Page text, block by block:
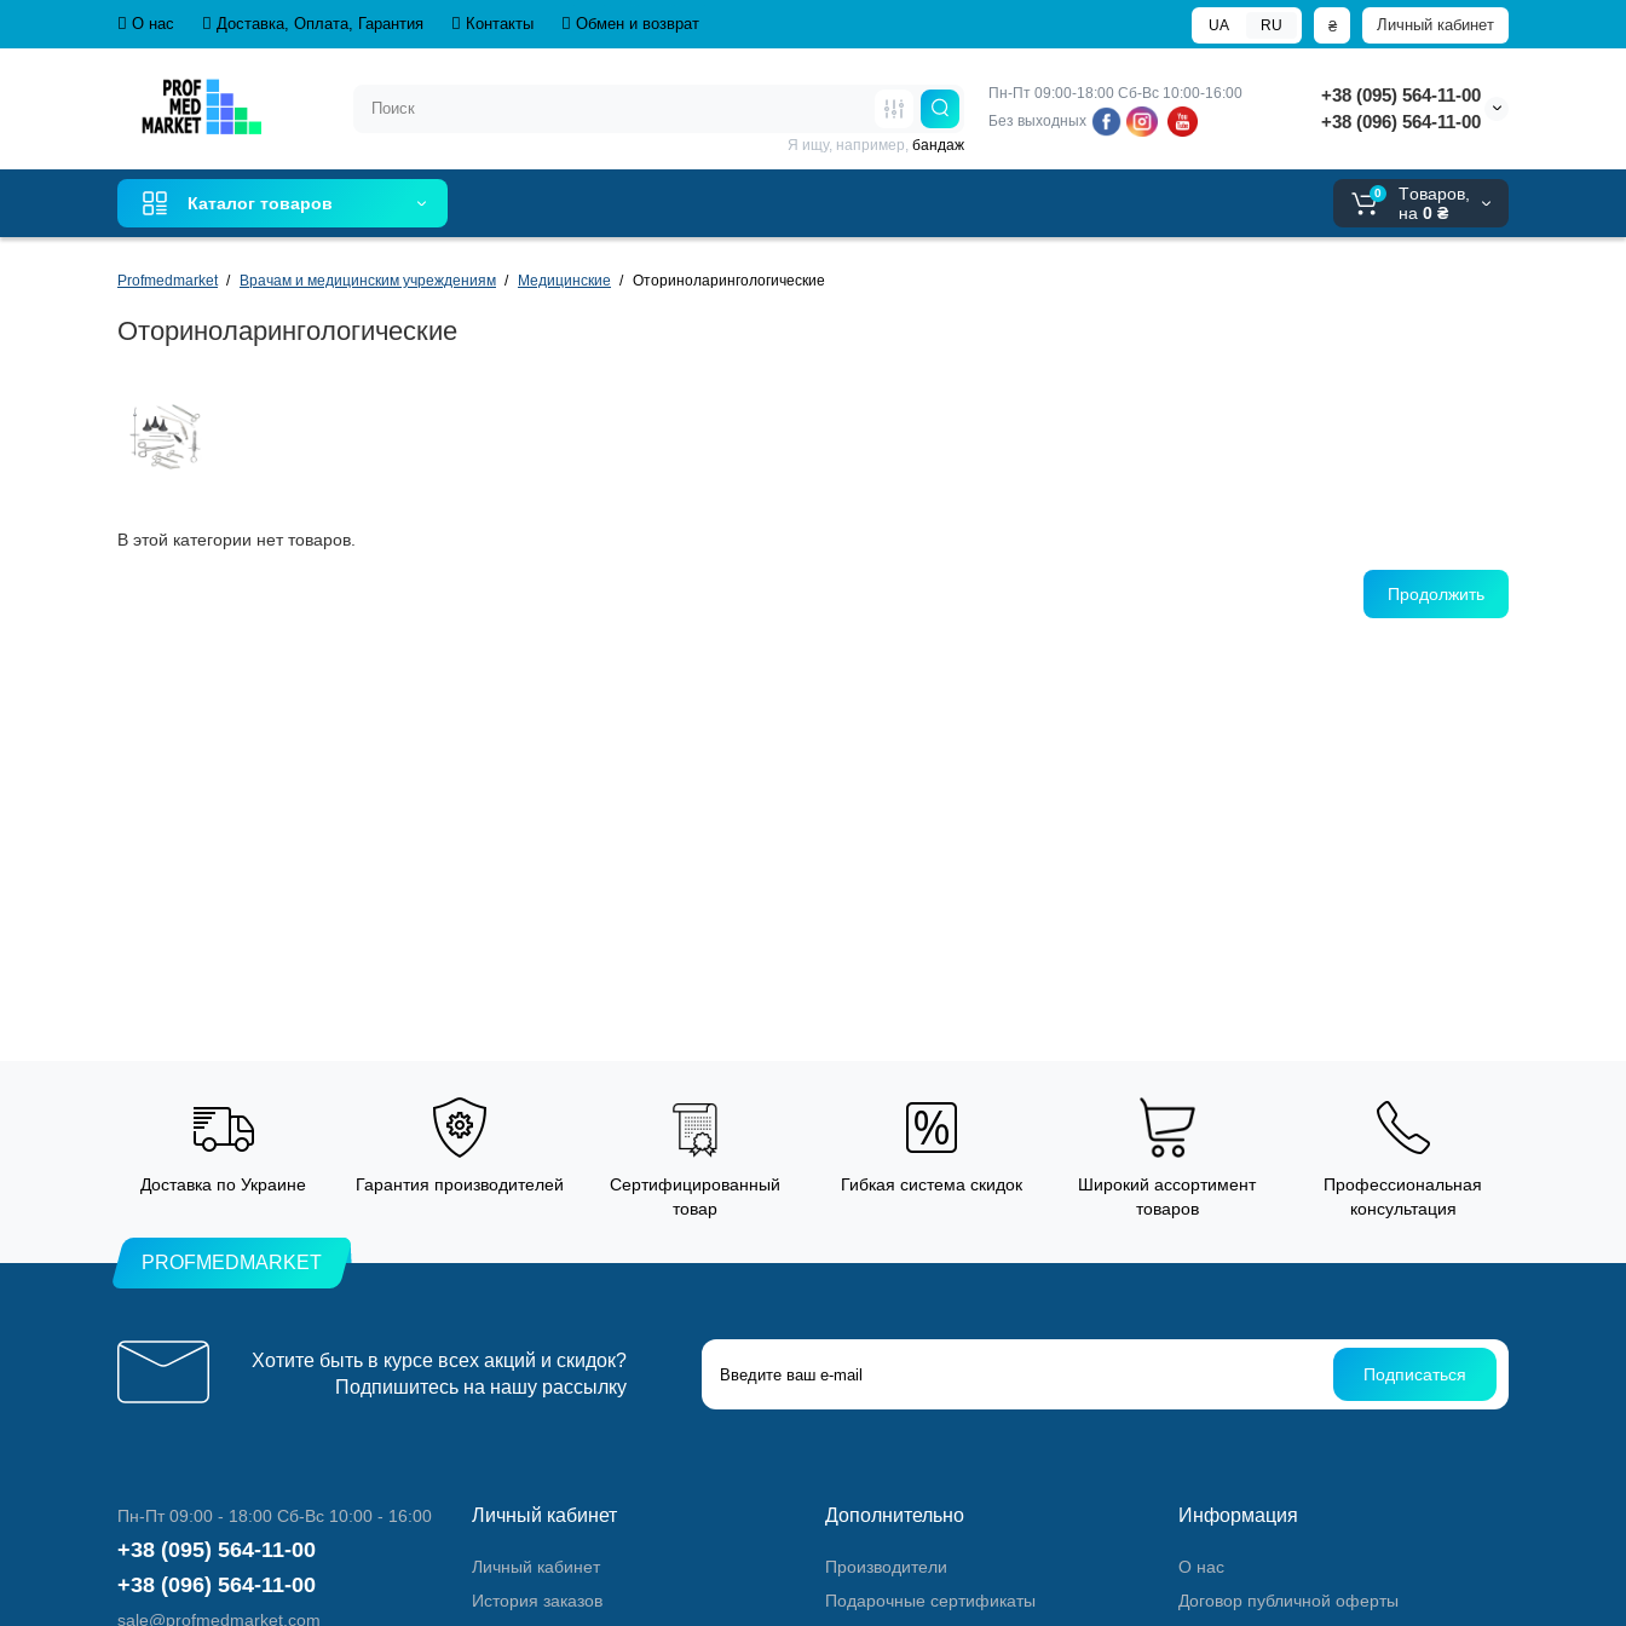
О нас Доставка, Оплата, Гарантия Контакты Обмен и возврат Личный кабинет
₴
UA RU
Пн-Пт 09:00-18:00 Сб-Вс 10:00-16:00
Без выходных
+38 (095) 564-11-00
+38 (096) 564-11-00
Я ищу, например, бандаж
Каталог товаров
0
Tоваров,
на 0 ₴
Profmedmarket Врачам и медицинским учреждениям Медицинские Оториноларингологические
Оториноларингологические
В этой категории нет товаров.
Продолжить
Доставка по Украине Гарантия производителей
Сертифицированный
товар
Гибкая система скидок
Широкий ассортимент
товаров
Профессиональная
консультация
PROFMEDMARKET
Хотите быть в курсе всех акций и скидок?
Подпишитесь на нашу рассылку
Подписаться
Пн-Пт 09:00 - 18:00 Сб-Вс 10:00 - 16:00
+38 (095) 564-11-00
+38 (096) 564-11-00
sale@profmedmarket.com
Личный кабинет
Личный кабинет
История заказов
Дополнительно
Производители
Подарочные сертификаты
Информация
О нас
Договор публичной оферты